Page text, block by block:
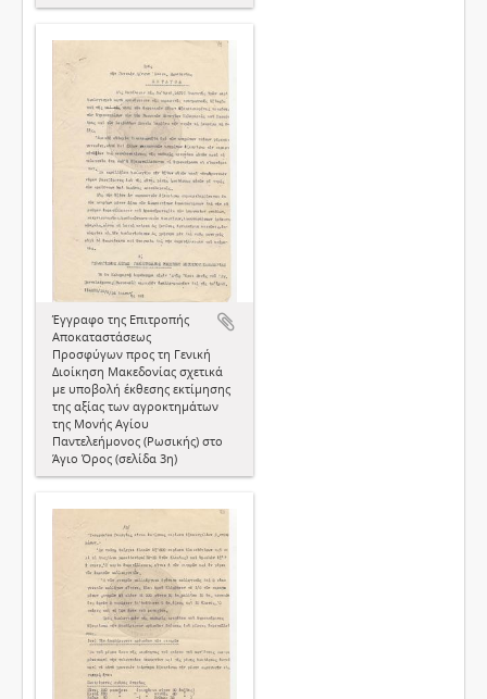
Έγγραφο της Επιτροπής
Αποκαταστάσεως
Προσφύγων προς τη Γενική
Διοίκηση Μακεδονίας σχετικά
με υποβολή έκθεσης εκτίμησης
της αξίας των αγροκτημάτων
της Μονής Αγίου
Παντελεήμονος (Ρωσικής) στο
Άγιο Όρος (σελίδα 3η)